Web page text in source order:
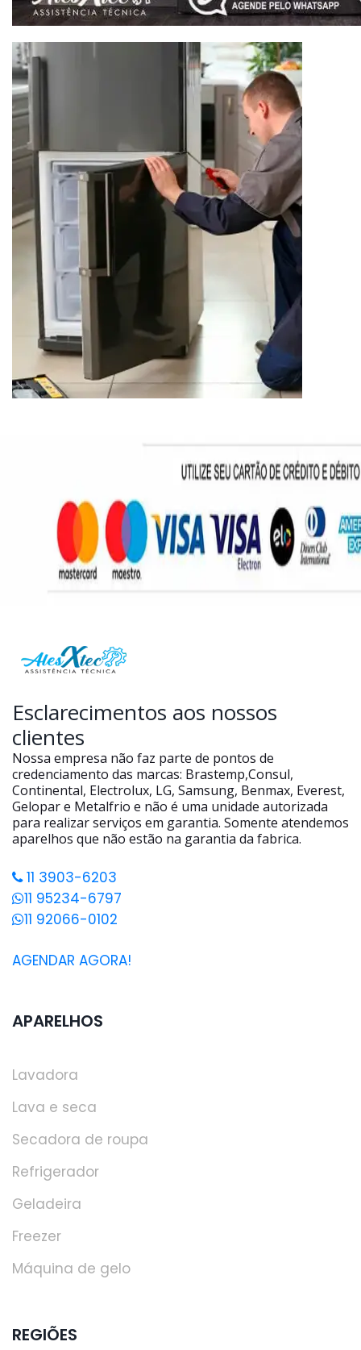
Esclarecimentos aos nossos
clientes
Nossa empresa não faz parte de pontos de
credenciamento das marcas: Brastemp,Consul,
Continental, Electrolux, LG, Samsung, Benmax, Everest,
Gelopar e Metalfrio e não é uma unidade autorizada
para realizar serviços em garantia. Somente atendemos
aparelhos que não estão na garantia da fabrica.
11 3903-6203
11 95234-6797
11 92066-0102
AGENDAR AGORA!
APARELHOS
Lavadora
Lava e seca
Secadora de roupa
Refrigerador
Geladeira
Freezer
Máquina de gelo
REGIÕES